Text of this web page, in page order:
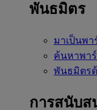
พันธมิตร
มาเป็นพา
ค้นหาพา
พันธมิตร
การสนับส